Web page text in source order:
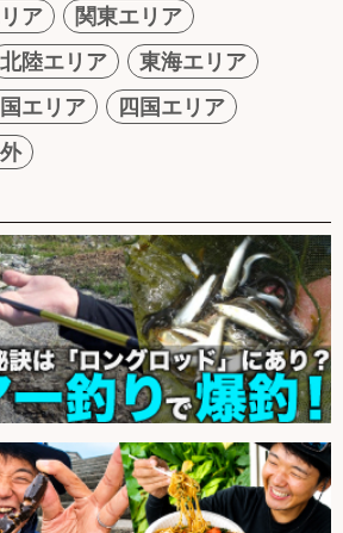
ア
関東エリア
北陸エリア
東海エリア
エリア
四国エリア